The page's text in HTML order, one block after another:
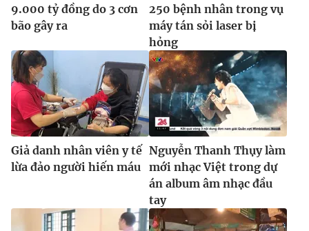
® Cấm sao chép dưới mọi hình thức nếu không có sự chấp
thuận bằng văn bản. Ghi rõ nguồn VTV.vn khi phát hành lại
thông tin từ website này.
9.000 tỷ đồng do 3 cơn
bão gây ra
250 bệnh nhân trong vụ
máy tán sỏi laser bị
hỏng
Giả danh nhân viên y tế
lừa đảo người hiến máu
Nguyễn Thanh Thụy làm
mới nhạc Việt trong dự
án album âm nhạc đầu
tay